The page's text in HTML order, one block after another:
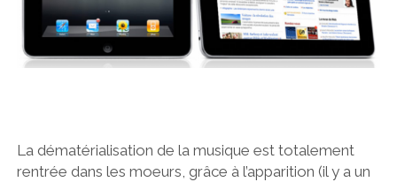
La dématérialisation de la musique est totalement
rentrée dans les moeurs, grâce à l’apparition (il y a un